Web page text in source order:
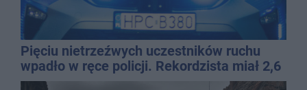
Pięciu nietrzeźwych uczestników ruchu
wpadło w ręce policji. Rekordzista miał 2,6
promila